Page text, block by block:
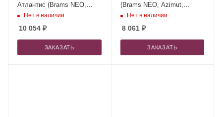
Атлантис (Brams NEO,
Levante, Vector, Atlantis),
черный (рюкзак, зонт,
бутылка, аккумулятор)
Нет в наличии
10 054 ₽
ЗАКАЗАТЬ
(Brams NEO, Azimut,
Montana), черный (рюкзак,
зонт, термокружка)
Нет в наличии
8 061₽
ЗАКАЗАТЬ